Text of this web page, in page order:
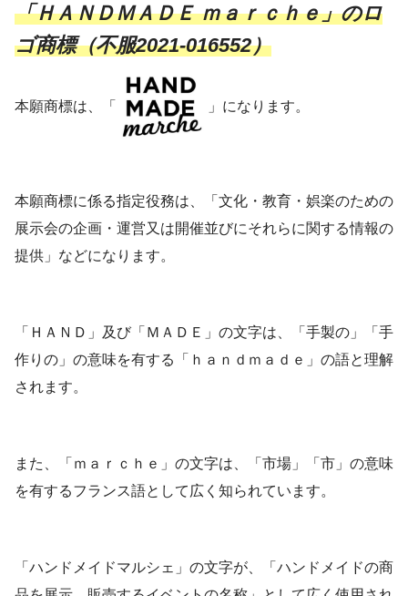
「ＨＡＮＤＭＡＤＥ ｍａｒｃｈｅ」のロ
ゴ商標（不服2021-016552）
本願商標は、「 」になります。
本願商標に係る指定役務は、「文化・教育・娯楽のための
展示会の企画・運営又は開催並びにそれらに関する情報の
提供」などになります。
「ＨＡＮＤ」及び「ＭＡＤＥ」の文字は、「手製の」「手
作りの」の意味を有する「ｈａｎｄｍａｄｅ」の語と理解
されます。
また、「ｍａｒｃｈｅ」の文字は、「市場」「市」の意味
を有するフランス語として広く知られています。
「ハンドメイドマルシェ」の文字が、「ハンドメイドの商